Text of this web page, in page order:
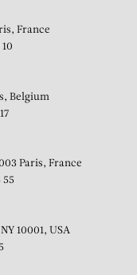
LEVIN
Députés
France
Belgium
Paris, France
55
10001, USA